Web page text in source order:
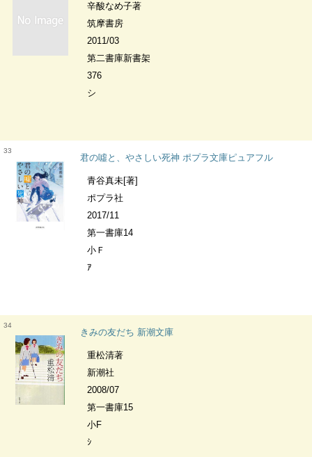
辛酸なめ子著
筑摩書房
2011/03
第二書庫新書架
376
シ
33
君の噓と、やさしい死神 ポプラ文庫ピュアフル
青谷真未[著]
ポプラ社
2017/11
第一書庫14
小Ｆ
ｱ
34
きみの友だち 新潮文庫
重松清著
新潮社
2008/07
第一書庫15
小F
ｼ